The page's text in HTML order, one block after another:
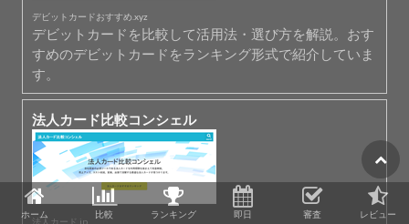
デビットカードおすすめ.xyz
デビットカードを比較して活用法・選び方を解説。おす
すめのデビットカードをランキング形式で紹介していま
す。
法人カード比較コンシェル
法人カード.jp
ホーム 比較 ランキング 即日 審査 レビュー